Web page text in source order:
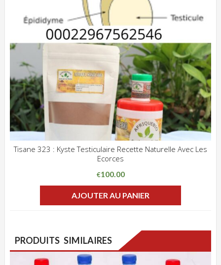
Tisane 323 : Kyste Testiculaire Recette Naturelle Avec Les
Ecorces
€100.00
AJOUTER AU PANIER
PRODUITS SIMILAIRES